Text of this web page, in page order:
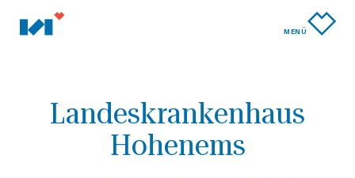
MENÜ
Landeskrankenhaus
Hohenems